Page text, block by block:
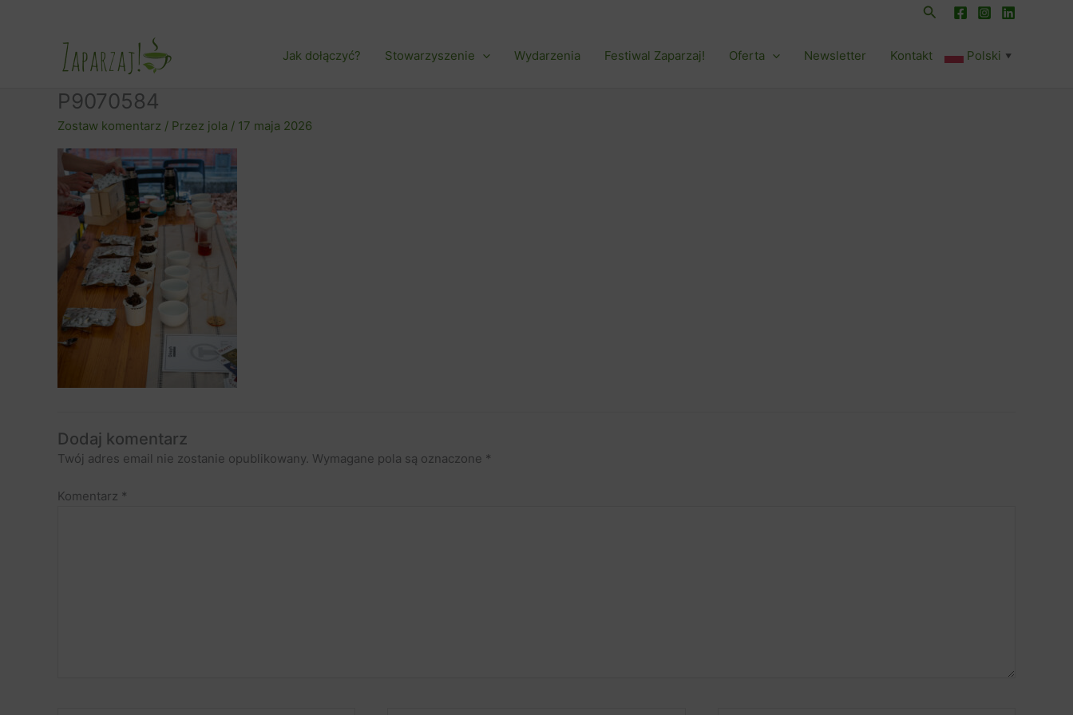
Szukaj
Jak dołączyć? Stowarzyszenie Wydarzenia Festiwal Zaparzaj! Oferta Newsletter Kontakt Polski ▼
P9070584
Zostaw komentarz / Przez jola / 17 maja 2026
Dodaj komentarz
Twój adres email nie zostanie opublikowany. Wymagane pola są oznaczone *
Komentarz *